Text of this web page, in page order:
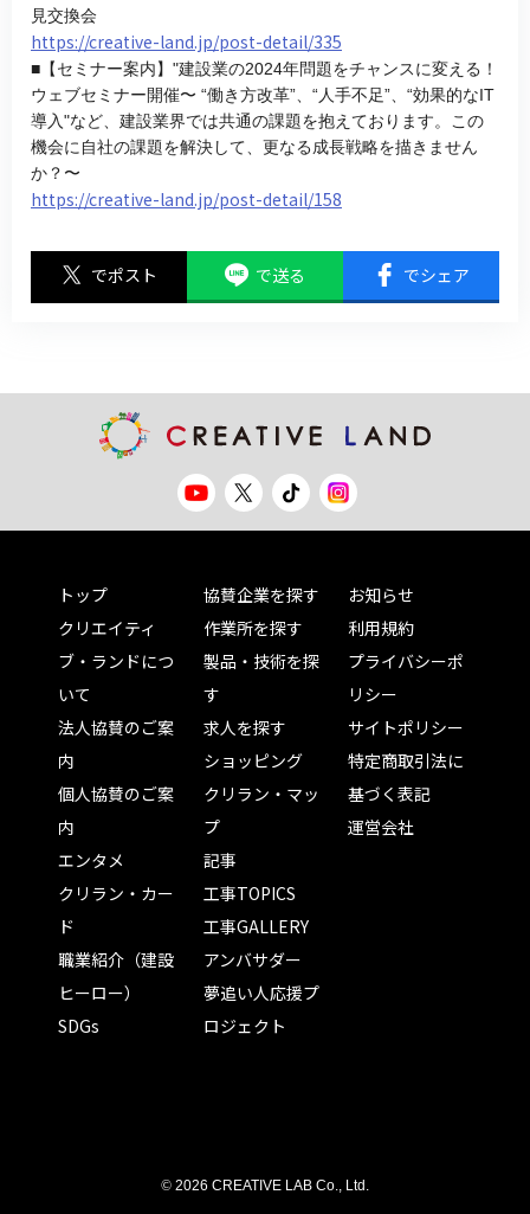
見交換会
https://creative-land.jp/post-detail/335
■【セミナー案内】"建設業の2024年問題をチャンスに変える！
ウェブセミナー開催〜 “働き方改革”、“人手不足”、“効果的なIT
導入"など、建設業界では共通の課題を抱えております。この
機会に自社の課題を解決して、更なる成長戦略を描きません
か？〜
https://creative-land.jp/post-detail/158
でポスト で送る でシェア
トップ
クリエイティ
ブ・ランドにつ
いて
法人協賛のご案
内
個人協賛のご案
内
エンタメ
クリラン・カー
ド
職業紹介（建設
ヒーロー）
SDGs
協賛企業を探す
作業所を探す
製品・技術を探
す
求人を探す
ショッピング
クリラン・マッ
プ
記事
工事TOPICS
工事GALLERY
アンバサダー
夢追い人応援プ
ロジェクト
お知らせ
利用規約
プライバシーポ
リシー
サイトポリシー
特定商取引法に
基づく表記
運営会社
© 2026 CREATIVE LAB Co., Ltd.